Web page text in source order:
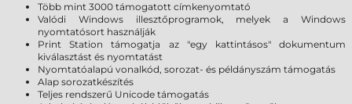
Több mint 3000 támogatott címkenyomtató
Valódi Windows illesztőprogramok, melyek a Windows
nyomtatósort használják
Print Station támogatja az "egy kattintásos" dokumentum
kiválasztást és nyomtatást
Nyomtatóalapú vonalkód, sorozat- és példányszám támogatás
Alap sorozatkészítés
Teljes rendszerű Unicode támogatás